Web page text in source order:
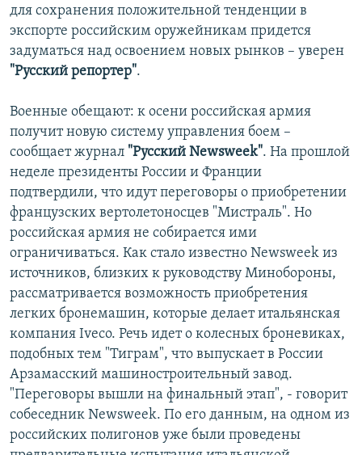
для сохранения положительной тенденции в
экспорте российским оружейникам придется
задуматься над освоением новых рынков – уверен
"Русский репортер".
Военные обещают: к осени российская армия
получит новую систему управления боем –
сообщает журнал "Русский Newsweek". На прошлой
неделе президенты России и Франции
подтвердили, что идут переговоры о приобретении
французских вертолетоносцев "Мистраль". Но
российская армия не собирается ими
ограничиваться. Как стало известно Newsweek из
источников, близких к руководству Минобороны,
рассматривается возможность приобретения
легких бронемашин, которые делает итальянская
компания Iveco. Речь идет о колесных броневиках,
подобных тем "Тиграм", что выпускает в России
Арзамасский машиностроительный завод.
"Переговоры вышли на финальный этап", - говорит
собеседник Newsweek. По его данным, на одном из
российских полигонов уже были проведены